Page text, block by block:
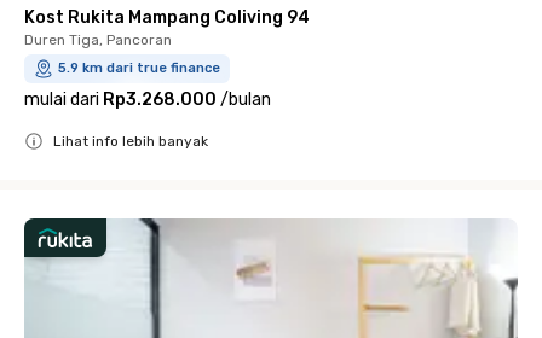
Kost Rukita Mampang Coliving 94
Duren Tiga, Pancoran
5.9 km dari true finance
mulai dari Rp3.268.000 /bulan
Lihat info lebih banyak